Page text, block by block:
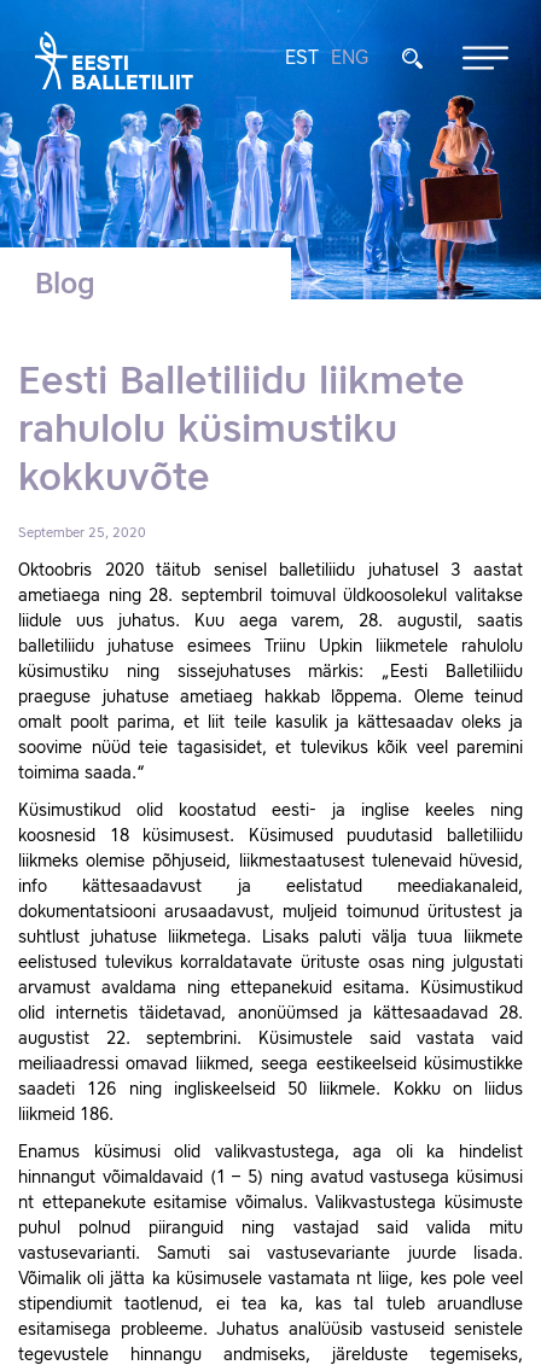
EST ENG
Blog
Eesti Balletiliidu liikmete
rahulolu küsimustiku
kokkuvõte
September 25, 2020
Oktoobris 2020 täitub senisel balletiliidu juhatusel 3 aastat
ametiaega ning 28. septembril toimuval üldkoosolekul valitakse
liidule uus juhatus.
Kuu aega varem, 28. augustil, saatis
balletiliidu juhatuse esimees Triinu Upkin liikmetele rahulolu
küsimustiku ning sissejuhatuses märkis: „Eesti Balletiliidu
praeguse juhatuse ametiaeg hakkab lõppema. Oleme teinud
omalt poolt parima, et liit teile kasulik ja kättesaadav oleks ja
soovime nüüd teie tagasisidet, et tulevikus kõik veel paremini
toimima saada.“
Küsimustikud olid koostatud eesti- ja inglise keeles ning
koosnesid 18 küsimusest. Küsimused puudutasid balletiliidu
liikmeks olemise põhjuseid, liikmestaatusest tulenevaid hüvesid,
info kättesaadavust ja eelistatud meediakanaleid,
dokumentatsiooni arusaadavust, muljeid toimunud üritustest ja
suhtlust juhatuse liikmetega. Lisaks paluti välja tuua liikmete
eelistused tulevikus korraldatavate ürituste osas ning julgustati
arvamust avaldama ning ettepanekuid esitama. Küsimustikud
olid internetis täidetavad, anonüümsed ja kättesaadavad 28.
augustist 22. septembrini. Küsimustele said vastata vaid
meiliaadressi omavad liikmed, seega eestikeelseid küsimustikke
saadeti 126 ning ingliskeelseid 50 liikmele. Kokku on liidus
liikmeid 186.
Enamus küsimusi olid valikvastustega, aga oli ka hindelist
hinnangut võimaldavaid (1 – 5) ning avatud vastusega küsimusi
nt ettepanekute esitamise võimalus. Valikvastustega küsimuste
puhul polnud piiranguid ning vastajad said valida mitu
vastusevarianti. Samuti sai vastusevariante juurde lisada.
Võimalik oli jätta ka küsimusele vastamata nt liige, kes pole veel
stipendiumit taotlenud, ei tea ka, kas tal tuleb aruandluse
esitamisega probleeme. Juhatus analüüsib vastuseid senistele
tegevustele hinnangu andmiseks, järelduste tegemiseks,